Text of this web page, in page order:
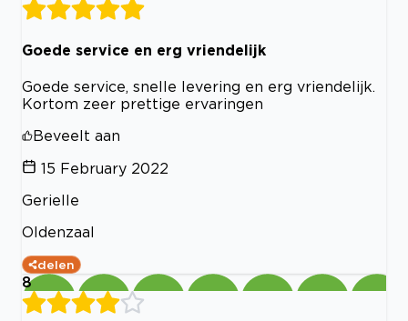
Goede service en erg vriendelijk
Goede service, snelle levering en erg vriendelijk.
Kortom zeer prettige ervaringen
Beveelt aan
15 February 2022
Gerielle
Oldenzaal
delen
8